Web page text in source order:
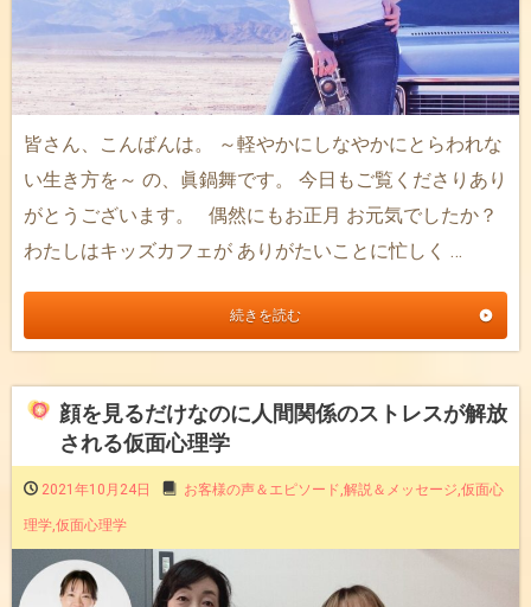
皆さん、こんばんは。 ～軽やかにしなやかにとらわれな
い生き方を～ の、眞鍋舞です。 今日もご覧くださりあり
がとうございます。 偶然にもお正月 お元気でしたか？
わたしはキッズカフェが ありがたいことに忙しく …
続きを読む
顔を見るだけなのに人間関係のストレスが解放
される仮面心理学
2021年10月24日 お客様の声＆エピソード,解説＆メッセージ,仮面心
理学,仮面心理学